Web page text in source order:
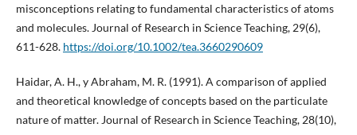
misconceptions relating to fundamental characteristics of atoms
and molecules. Journal of Research in Science Teaching, 29(6),
611-628. https://doi.org/10.1002/tea.3660290609
Haidar, A. H., y Abraham, M. R. (1991). A comparison of applied
and theoretical knowledge of concepts based on the particulate
nature of matter. Journal of Research in Science Teaching, 28(10),